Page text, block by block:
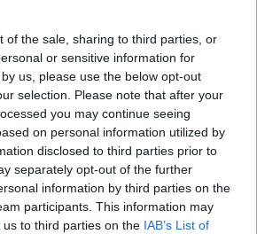
of the sale, sharing to third parties, or
or sensitive information for
us, please use the below opt-out
selection. Please note that after your
you may continue seeing
on personal information utilized by
disclosed to third parties prior to
separately opt-out of the further
information by third parties on the
participants. This information may
to third parties on the IAB’s List of
gomma di rientro.
bolognese, decise di seguire il
sportivo dopo una notte al
una partita decisiva: oggi
le pagine di competizioni e